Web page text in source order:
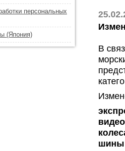
персональных
(Япония)
В
шины